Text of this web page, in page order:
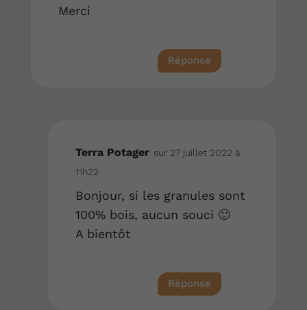
Merci
Réponse
Terra Potager sur 27 juillet 2022 à
11h22
Bonjour, si les granules sont
100% bois, aucun souci 🙂
A bientôt
Réponse